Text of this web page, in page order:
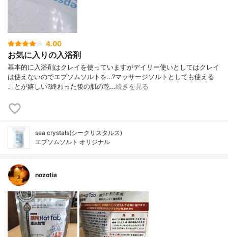
4.00
お気に入りの入浴剤
基本的に入浴剤はクレイを使っていますがデイリー使いとしてはクレイ
は使えないのでエプソムソルトを…?マッサージソルトとしても使える
ことが嬉しい?終わった後の肌の乾…続きを見る
sea crystals(シークリスタルス)
エプソムソルト オリジナル
nozotia